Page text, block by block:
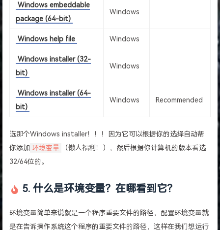
Windows embeddable
package (64-bit)
Windows
Windows help file Windows
Windows installer (32-
bit)
Windows
Windows installer (64-
bit)
Windows Recommended
选那个Windows installer！！！因为它可以根据你的选择自动帮
你添加 环境变量
（懒人福利！），然后根据你计算机的版本看选
32/64位的。
5. 什么是环境变量？在哪看到它？
环境变量简单来说就是一个程序重要文件的路径，配置环境变量就
是在告诉操作系统这个程序的重要文件的路径，这样在我们想运行